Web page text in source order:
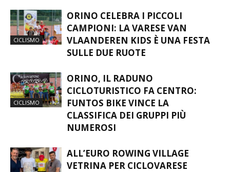
CICLISMO
ORINO CELEBRA I PICCOLI
CAMPIONI: LA VARESE VAN
VLAANDEREN KIDS È UNA FESTA
SULLE DUE RUOTE
CICLISMO
ORINO, IL RADUNO
CICLOTURISTICO FA CENTRO:
FUNTOS BIKE VINCE LA
CLASSIFICA DEI GRUPPI PIÙ
NUMEROSI
ALL’EURO ROWING VILLAGE
VETRINA PER CICLOVARESE